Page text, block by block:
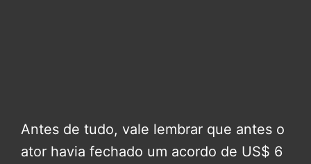
Antes de tudo, vale lembrar que antes o
ator havia fechado um acordo de US$ 6